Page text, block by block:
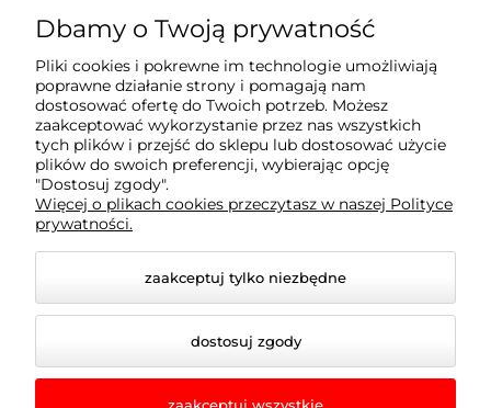
Moje konto
Płatności i dostawa
Informacje
O nas
Dbamy o Twoją prywatność
Pliki cookies i pokrewne im technologie umożliwiają
poprawne działanie strony i pomagają nam
dostosować ofertę do Twoich potrzeb. Możesz
zaakceptować wykorzystanie przez nas wszystkich
tych plików i przejść do sklepu lub dostosować użycie
plików do swoich preferencji, wybierając opcję
"Dostosuj zgody".
Więcej o plikach cookies przeczytasz w naszej Polityce
prywatności.
zaakceptuj tylko niezbędne
dostosuj zgody
zaakceptuj wszystkie